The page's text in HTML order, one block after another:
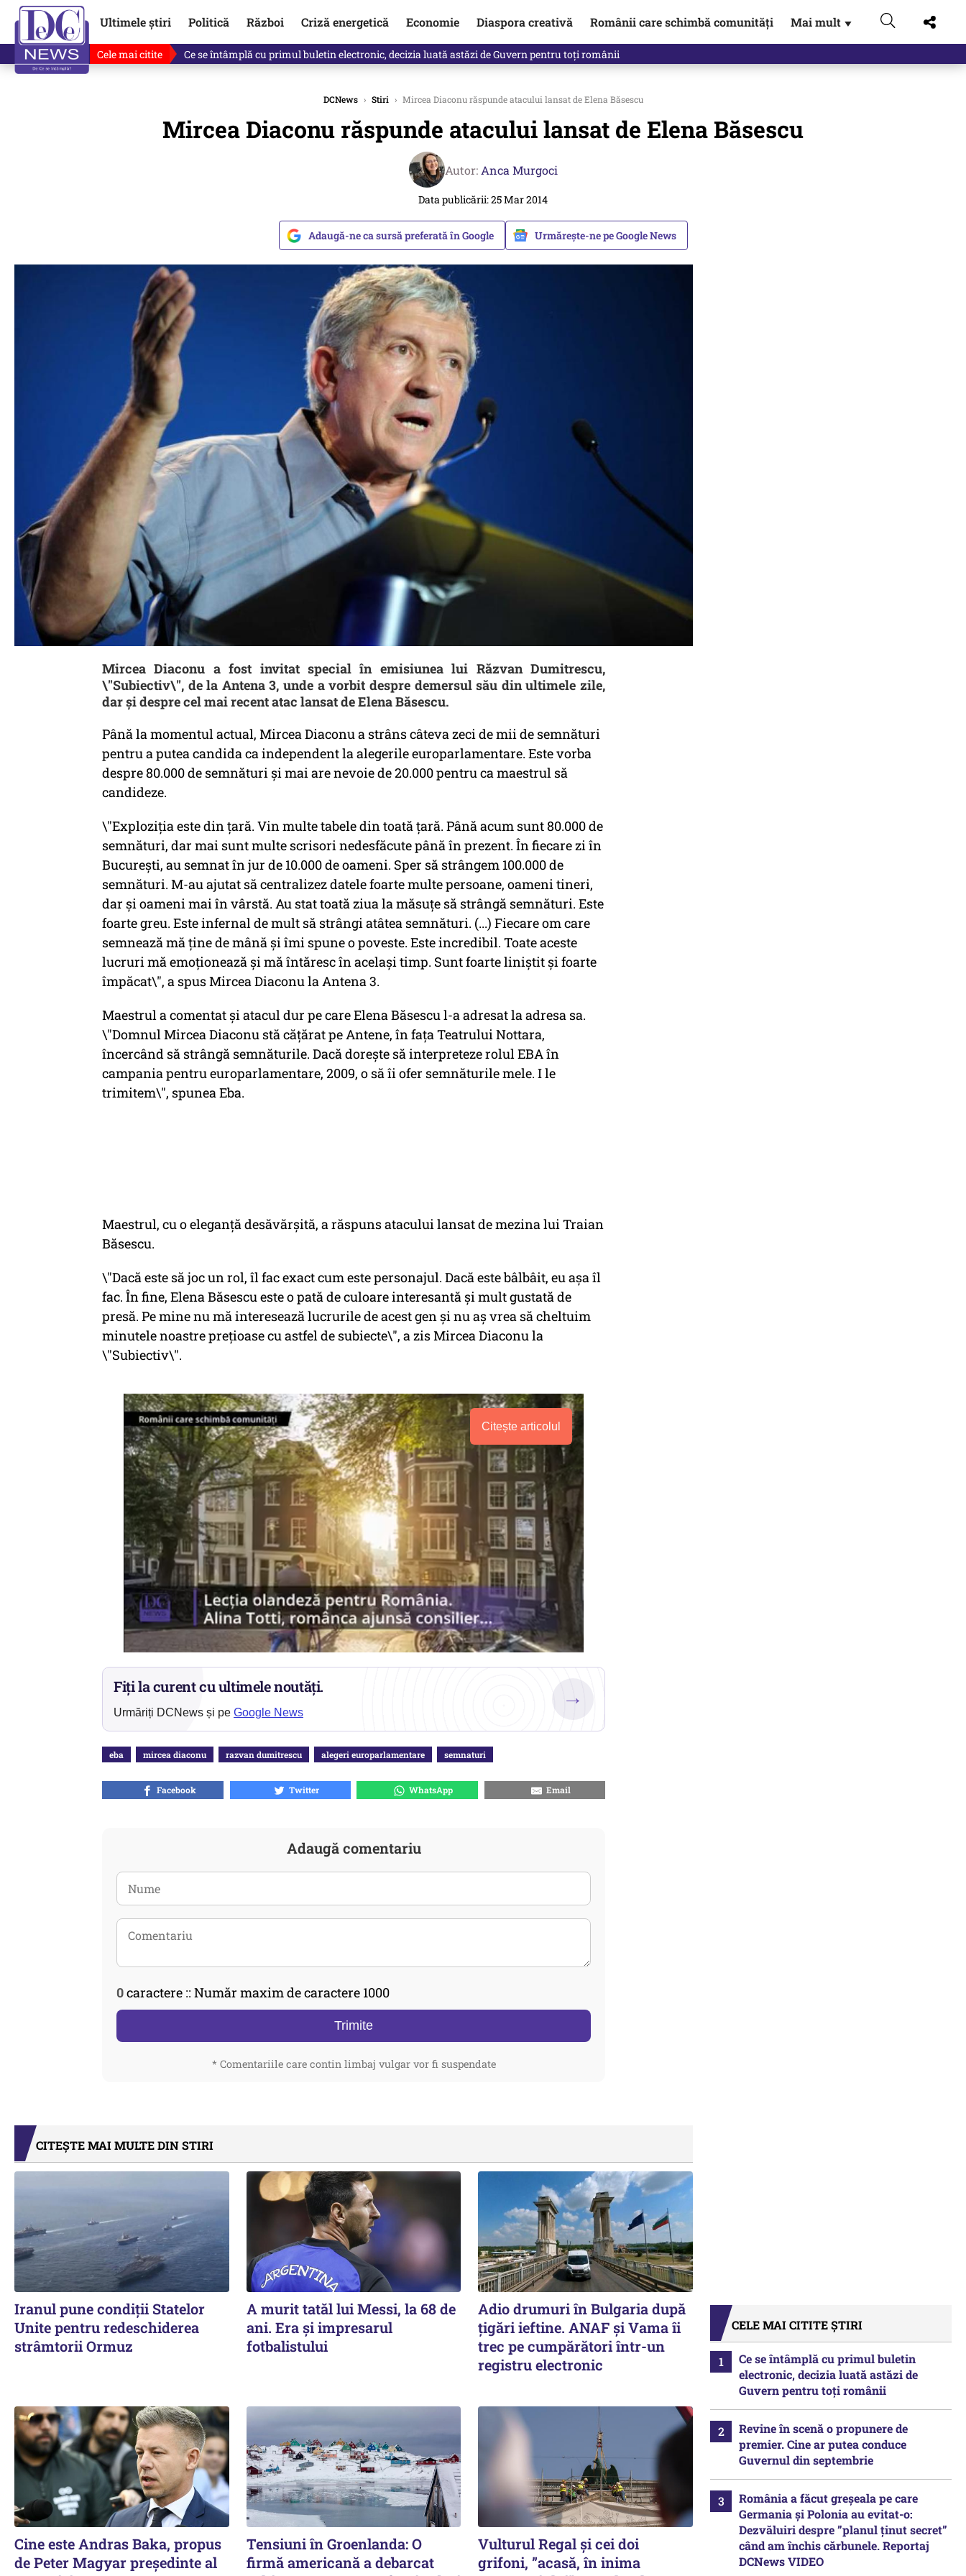
Ultimele știri Politică Război Criză energetică Economie Diaspora creativă Românii care schimbă comunități Mai mult ▼
Cele mai citite Ce se întâmplă cu primul buletin electronic, decizia luată astăzi de Guvern pentru toți românii
DCNews › Stiri › Mircea Diaconu răspunde atacului lansat de Elena Băsescu
Mircea Diaconu răspunde atacului lansat de Elena Băsescu
Autor: Anca Murgoci
Data publicării: 25 Mar 2014
Adaugă-ne ca sursă preferată în Google Urmărește-ne pe Google News
Mircea Diaconu a fost invitat special în emisiunea lui Răzvan Dumitrescu,
\"Subiectiv\", de la Antena 3, unde a vorbit despre demersul său din ultimele zile,
dar și despre cel mai recent atac lansat de Elena Băsescu.
Până la momentul actual, Mircea Diaconu a strâns câteva zeci de mii de semnături
pentru a putea candida ca independent la alegerile europarlamentare. Este vorba
despre 80.000 de semnături și mai are nevoie de 20.000 pentru ca maestrul să
candideze.
\"Exploziția este din țară. Vin multe tabele din toată țară. Până acum sunt 80.000 de
semnături, dar mai sunt multe scrisori nedesfăcute până în prezent. În fiecare zi în
București, au semnat în jur de 10.000 de oameni. Sper să strângem 100.000 de
semnături. M-au ajutat să centralizez datele foarte multe persoane, oameni tineri,
dar și oameni mai în vârstă. Au stat toată ziua la măsuțe să strângă semnături. Este
foarte greu. Este infernal de mult să strângi atâtea semnături. (...) Fiecare om care
semnează mă ține de mână și îmi spune o poveste. Este incredibil. Toate aceste
lucruri mă emoționează și mă întăresc în același timp. Sunt foarte liniștit și foarte
împăcat\", a spus Mircea Diaconu la Antena 3.
Maestrul a comentat și atacul dur pe care Elena Băsescu l-a adresat la adresa sa.
\"Domnul Mircea Diaconu stă căţărat pe Antene, în faţa Teatrului Nottara,
încercând să strângă semnăturile. Dacă doreşte să interpreteze rolul EBA în
campania pentru europarlamentare, 2009, o să îi ofer semnăturile mele. I le
trimitem\", spunea Eba.
Maestrul, cu o eleganță desăvărșită, a răspuns atacului lansat de mezina lui Traian
Băsescu.
\"Dacă este să joc un rol, îl fac exact cum este personajul. Dacă este bâlbâit, eu așa îl
fac. În fine, Elena Băsescu este o pată de culoare interesantă și mult gustată de
presă. Pe mine nu mă interesează lucrurile de acest gen și nu aș vrea să cheltuim
minutele noastre prețioase cu astfel de subiecte\", a zis Mircea Diaconu la
\"Subiectiv\".
Citește articolul
Fiți la curent cu ultimele noutăți.
Urmăriți DCNews și pe Google News
→
eba mircea diaconu razvan dumitrescu alegeri europarlamentare semnaturi
Facebook Twitter WhatsApp Email
Adaugă comentariu
0caractere :: Număr maxim de caractere 1000
Trimite
* Comentariile care contin limbaj vulgar vor fi suspendate
CITEȘTE MAI MULTE DIN STIRI
Iranul pune condiții Statelor
Unite pentru redeschiderea
strâmtorii Ormuz
A murit tatăl lui Messi, la 68 de
ani. Era și impresarul
fotbalistului
Adio drumuri în Bulgaria după
țigări ieftine. ANAF și Vama îi
trec pe cumpărători într-un
registru electronic
Cine este Andras Baka, propus
de Peter Magyar președinte al
Tensiuni în Groenlanda: O
firmă americană a debarcat
Vulturul Regal și cei doi
grifoni, ”acasă, în inima
CELE MAI CITITE ȘTIRI
Ce se întâmplă cu primul buletin
electronic, decizia luată astăzi de
Guvern pentru toți românii
Revine în scenă o propunere de
premier. Cine ar putea conduce
Guvernul din septembrie
România a făcut greșeala pe care
Germania și Polonia au evitat-o:
Dezvăluiri despre ”planul ținut secret”
când am închis cărbunele. Reportaj
DCNews VIDEO